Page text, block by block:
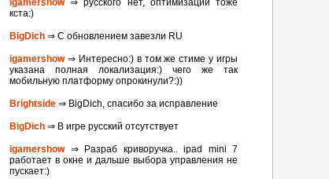
igamershow⇒ русского нет, оптимизации тоже
кста:)
BigDich ⇒ С обновлением завезли RU
igamershow⇒ Интересно:) в том же стиме у игры
указана полная локализация:) чего же так
мобильную платформу опрокинули?:))
Brightside ⇒ BigDich, спасибо за исправление
BigDich ⇒ В игре русский отсутствует
igamershow⇒ Разраб криворучка.. ipad mini 7
работает в окне и дальше выбора управления не
пускает:)